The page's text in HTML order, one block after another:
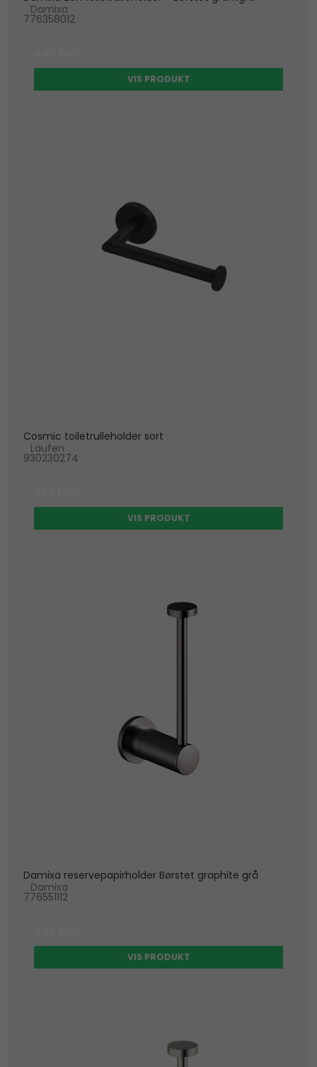
Damixa
776358012
VIS PRODUKT
Cosmic toiletrulleholder sort
Laufen
930230274
VIS PRODUKT
Damixa reservepapirholder Børstet graphite grå
Damixa
776551112
VIS PRODUKT